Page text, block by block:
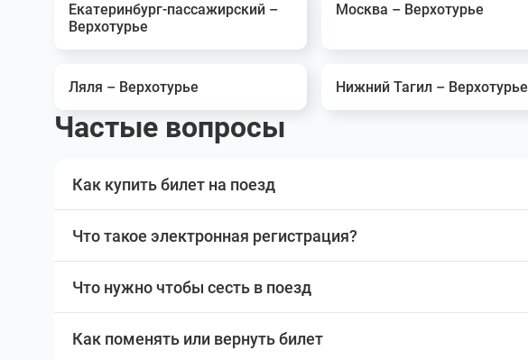
Екатеринбург-пассажирский –
Верхотурье
Москва – Верхотурье
Ляля – Верхотурье Нижний Тагил – Верхотурье
Частые вопросы
Как купить билет на поезд
Что такое электронная регистрация?
Что нужно чтобы сесть в поезд
Как поменять или вернуть билет